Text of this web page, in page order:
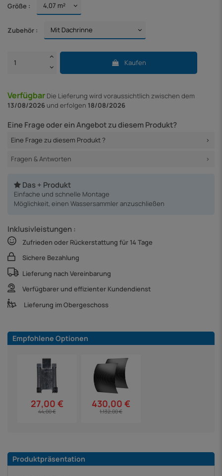
Größe :
Zubehör :
Kaufen
Verfügbar Die Lieferung wird voraussichtlich zwischen dem
13/08/2026 und erfolgen 18/08/2026
Eine Frage oder ein Angebot zu diesem Produkt?
Eine Frage zu diesem Produkt ?
Fragen & Antworten
Das + Produkt
Einfache und schnelle Montage
Möglichkeit, einen Wassersammler anzuschließen
Inklusivleistungen :
Zufrieden oder Rückerstattung für 14 Tage
Sichere Bezahlung
Lieferung nach Vereinbarung
Verfügbarer und effizienter Kundendienst
Lieferung im Obergeschoss
Empfohlene Optionen
27,00 €
44,00 €
430,00 €
1.132,00 €
Produktpräsentation